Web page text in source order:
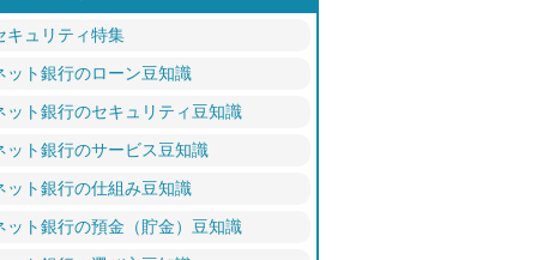
キュリティ特集
ット銀行のローン豆知識
ット銀行のセキュリティ豆知識
ット銀行のサービス豆知識
ット銀行の仕組み豆知識
ット銀行の預金（貯金）豆知識